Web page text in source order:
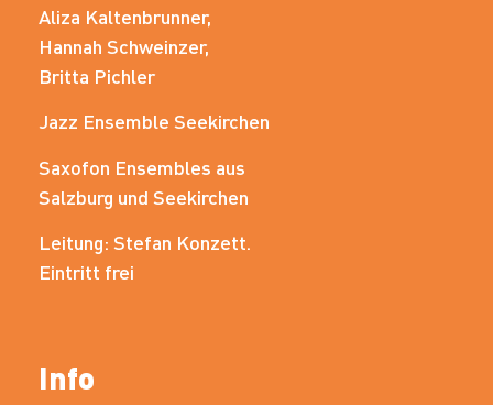
Aliza Kaltenbrunner,
Hannah Schweinzer,
Britta Pichler
Jazz Ensemble Seekirchen
Saxofon Ensembles aus
Salzburg und Seekirchen
Leitung: Stefan Konzett.
Eintritt frei
Info